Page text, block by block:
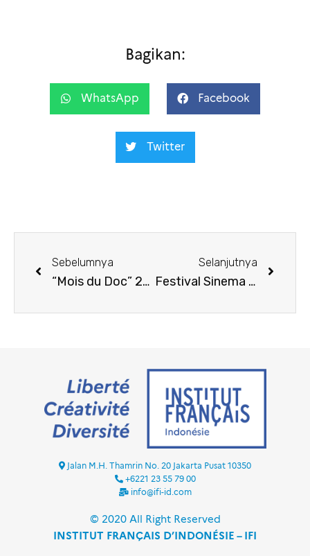
Bagikan:
WhatsApp Facebook
Twitter
Sebelumnya
“Mois du Doc” 2024 di Yogyakarta
Selanjutnya
Festival Sinema Prancis : « Perspektif Baru »
Jalan M.H. Thamrin No. 20 Jakarta Pusat 10350
+6221 23 55 79 00
info@ifi-id.com
© 2020 All Right Reserved
INSTITUT FRANÇAIS D’INDONÉSIE – IFI